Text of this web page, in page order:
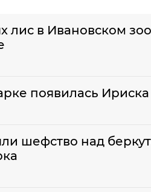
лис в Ивановском
появилась Ириска
шефство над